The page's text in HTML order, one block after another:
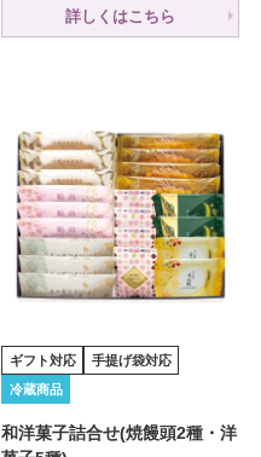
詳しくはこちら
ギフト対応 手提げ袋対応
冷蔵商品
和洋菓子詰合せ(焼饅頭2種・洋